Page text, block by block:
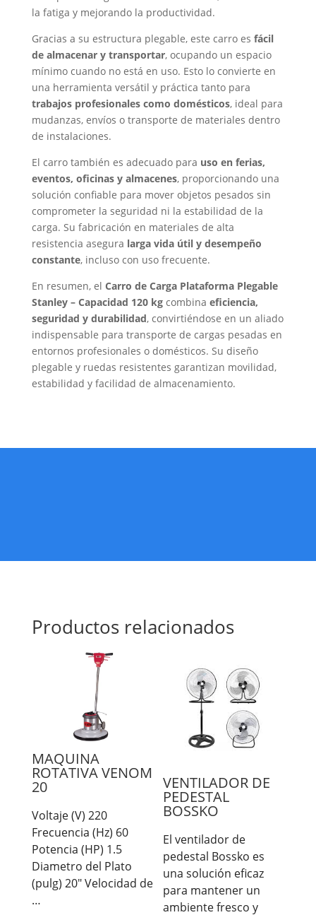
la fatiga y mejorando la productividad.
Gracias a su estructura plegable, este carro es fácil
de almacenar y transportar, ocupando un espacio
mínimo cuando no está en uso. Esto lo convierte en
una herramienta versátil y práctica tanto para
trabajos profesionales como domésticos, ideal para
mudanzas, envíos o transporte de materiales dentro
de instalaciones.
El carro también es adecuado para uso en ferias,
eventos, oficinas y almacenes, proporcionando una
solución confiable para mover objetos pesados sin
comprometer la seguridad ni la estabilidad de la
carga. Su fabricación en materiales de alta
resistencia asegura larga vida útil y desempeño
constante, incluso con uso frecuente.
En resumen, el Carro de Carga Plataforma Plegable
Stanley – Capacidad 120 kgcombina eficiencia,
seguridad y durabilidad, convirtiéndose en un aliado
indispensable para transporte de cargas pesadas en
entornos profesionales o domésticos. Su diseño
plegable y ruedas resistentes garantizan movilidad,
estabilidad y facilidad de almacenamiento.
Productos relacionados
MAQUINA
ROTATIVA VENOM
20
Voltaje (V) 220
Frecuencia (Hz) 60
Potencia (HP) 1.5
Diametro del Plato
(pulg) 20" Velocidad de
…
VENTILADOR DE
PEDESTAL
BOSSKO
El ventilador de
pedestal Bossko es
una solución eficaz
para mantener un
ambiente fresco y